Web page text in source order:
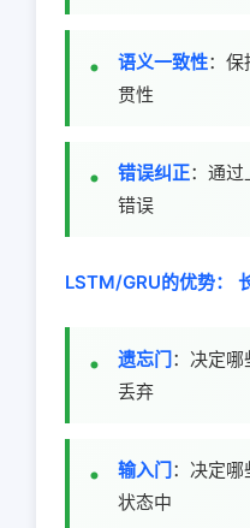
语义一致性：
贯性
错误纠正：通过
错误
LSTM/GRU的优势：
遗忘门：决定
丢弃
输入门 ：决定
状态中